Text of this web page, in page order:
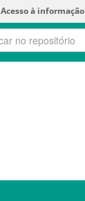
Acesso à informação